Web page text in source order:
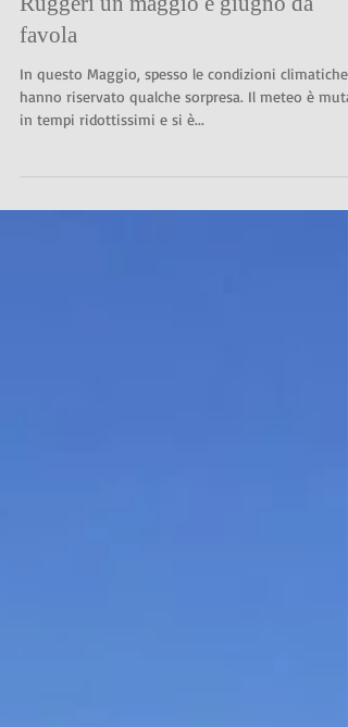
Salento: San Foca e Torre Specchia
Ruggeri un maggio e giugno da
favola
hanno riservato qualche sorpresa. Il meteo è